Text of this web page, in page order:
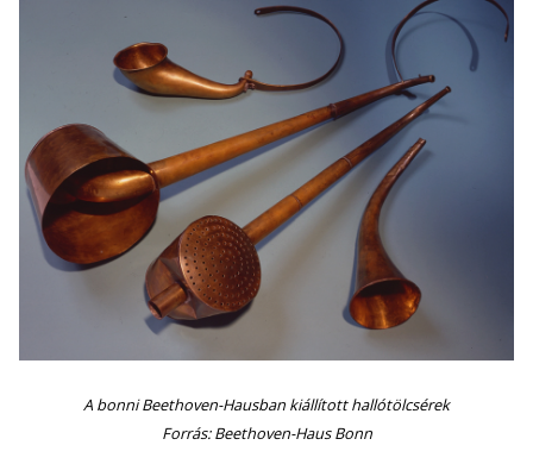
A bonni Beethoven-Hausban kiállított hallótölcsérek
Forrás: Beethoven-Haus Bonn